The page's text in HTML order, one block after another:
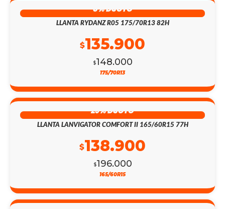
8% DSCTO
LLANTA RYDANZ R05 175/70R13 82H
$148.000
$135.900
175/70R13
29% DSCTO
LLANTA LANVIGATOR COMFORT II 165/60R15 77H
$196.000
$138.900
165/60R15